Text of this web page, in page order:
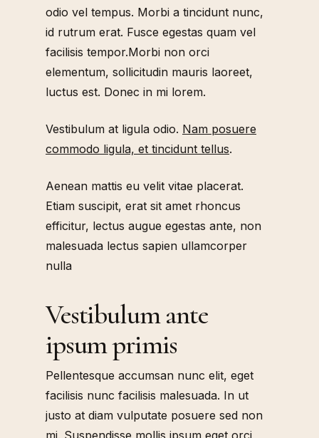
odio vel tempus. Morbi a tincidunt nunc,
id rutrum erat. Fusce egestas quam vel
facilisis tempor.Morbi non orci
elementum, sollicitudin mauris laoreet,
luctus est. Donec in mi lorem.
Vestibulum at ligula odio. Nam posuere
commodo ligula, et tincidunt tellus.
Aenean mattis eu velit vitae placerat.
Etiam suscipit, erat sit amet rhoncus
efficitur, lectus augue egestas ante, non
malesuada lectus sapien ullamcorper
nulla
Vestibulum ante
ipsum primis
Pellentesque accumsan nunc elit, eget
facilisis nunc facilisis malesuada. In ut
justo at diam vulputate posuere sed non
mi. Suspendisse mollis ipsum eget orci